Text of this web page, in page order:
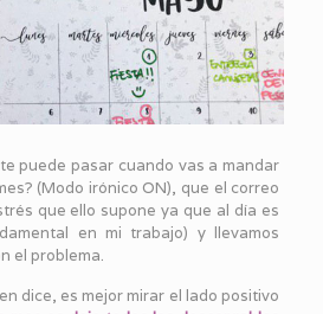
puede pasar cuando vas a mandar
(Modo irónico ON), que el correo
que ello supone ya que al día es
en mi trabajo) y llevamos
el problema.
dice, es mejor mirar el lado positivo